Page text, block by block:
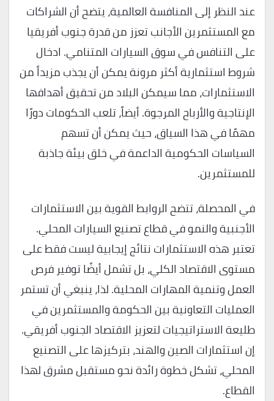
عند النظر إلى المنافسة العالمية، يتضح أن الشراكات
مع المستثمرين الأجانب تعزز من قدرة جنوب أفريقيا
على التنافس في سوق السيارات المتنامي. ادخال
شروط استثمارية أكثر مرونة يمكن أن يجذب مزيداً من
الاستثمارات، مما سيمكن البلاد من تحقيق أهدافها
الإنتاجية والأرباح المرجوة. أيضاً، تلعب الحكومات دورًا
مهمًا في هذا السياق، حيث يمكن أن تسهم
السياسات الحكومية الداعمة في خلق بيئة جاذبة
للمستثمرين.
في المحصلة، تتضح الروابط القوية بين الاستثمارات
الأجنبية والنمو في قطاع تصنيع السيارات المحلي.
تعتبر هذه الاستثمارات نتائج إيجابية ليست فقط على
مستوى الاقتصاد الكلي، بل تشمل أيضًا توفير فرص
العمل وتنمية المهارات المحلية. لذا، ينبغي أن تستمر
العمليات التعاونية بين الحكومة والمستثمرين في
طليعة الاستراتيجيات لتعزيز الاقتصاد الجنوب أفريقي.
إن استثمارات الصين والهند، بتركيزها على التصنيع
المحلي، تشكل خطوة رائدة نحو مستقبل مشرق لهذا
القطاع.